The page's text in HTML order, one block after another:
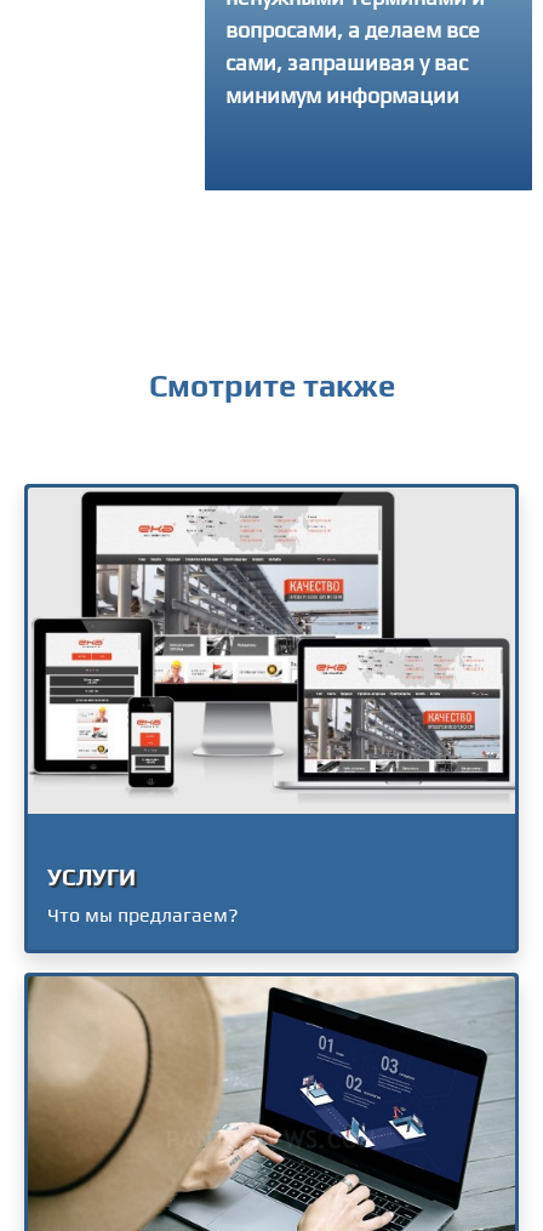
вопросами, а делаем все
сами, запрашивая у вас
минимум информации
Смотрите также
УСЛУГИ
Что мы предлагаем?